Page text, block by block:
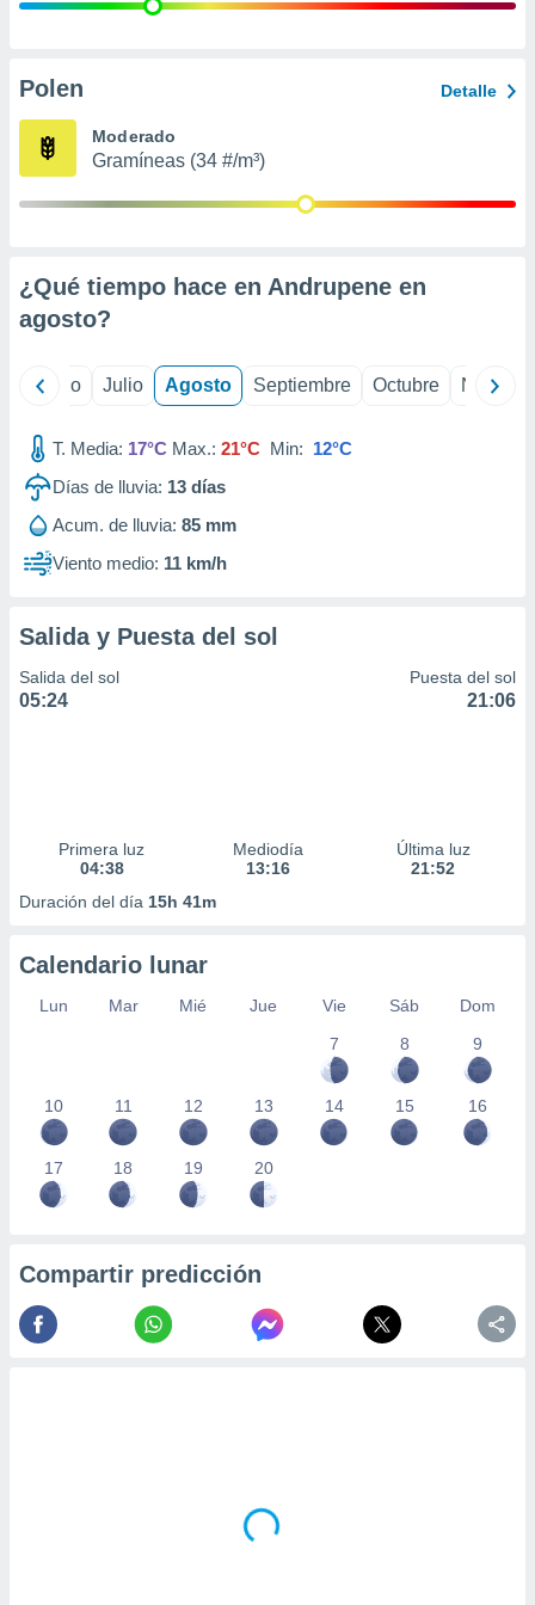
e
publicidad
Polen Detalle
Moderado
Gramíneas (34 #/m³)
¿Qué tiempo hace en Andrupene en
agosto?
Junio Julio Agosto Septiembre Octubre
T. Media: 17°C Max.: 21°C Min: 12°C
Días de lluvia: 13 días
Acum. de lluvia: 85 mm
Viento medio: 11 km/h
Salida y Puesta del sol
Salida del sol
05:24
Puesta del sol
21:06
Primera luz
04:38
Mediodía
13:16
Última luz
21:52
Duración del día 15h 41m
Calendario lunar
Lun Mar Mié Jue Vie Sáb
Dom
7
8 9
10 11 12 13 14 15 16
17 18 19 20
Compartir predicción